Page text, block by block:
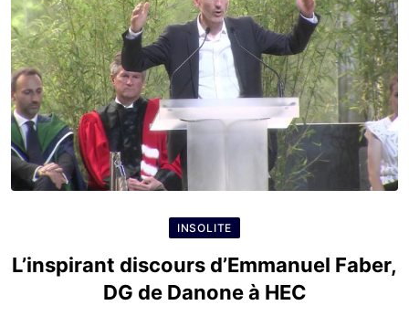
INSOLITE
L’inspirant discours d’Emmanuel Faber,
DG de Danone à HEC